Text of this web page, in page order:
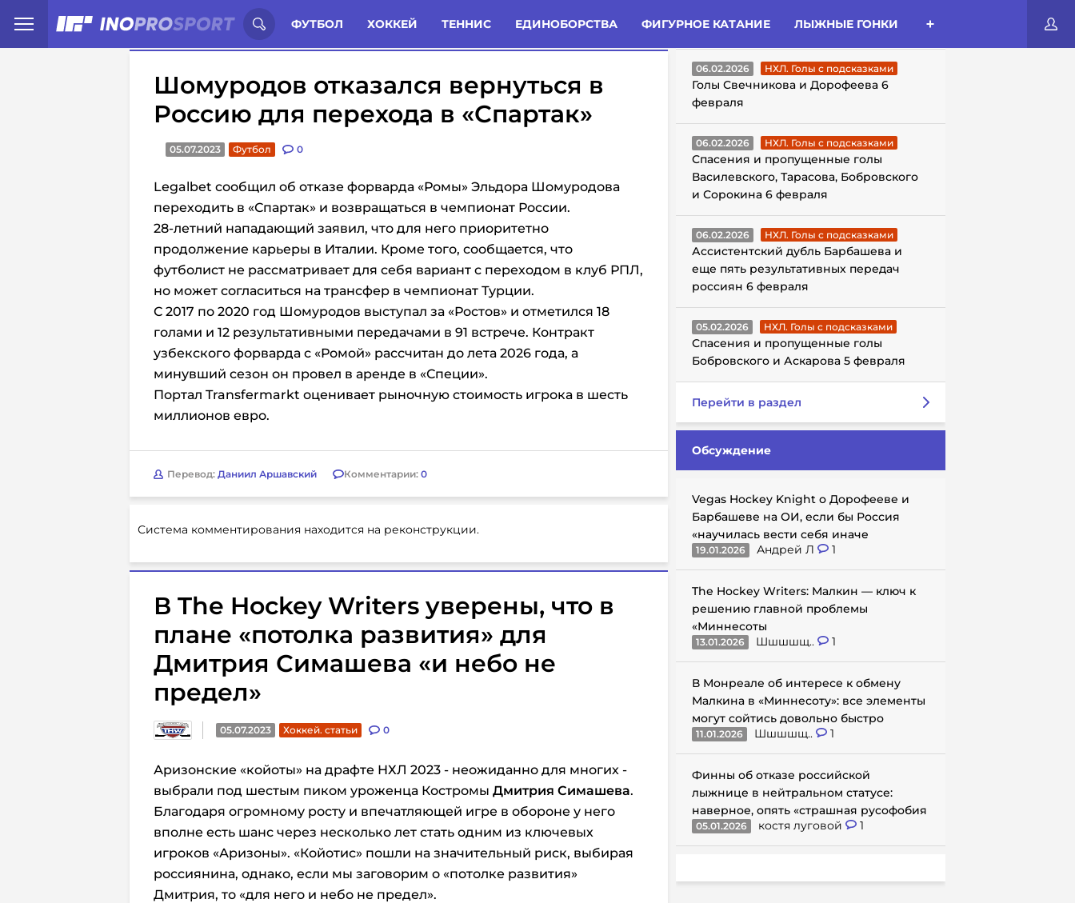
ФУТБОЛ ХОККЕЙ ТЕННИС ЕДИНОБОРСТВА ФИГУРНОЕ КАТАНИЕ ЛЫЖНЫЕ ГОНКИ
Иностранцы о спорте России: Статьи Комменты Новости
Шомуродов отказался вернуться в
Россию для перехода в «Спартак»
05.07.2023 Футбол 0
Legalbet сообщил об отказе форварда «Ромы» Эльдора Шомуродова
переходить в «Спартак» и возвращаться в чемпионат России.
28-летний нападающий заявил, что для него приоритетно
продолжение карьеры в Италии. Кроме того, сообщается, что
футболист не рассматривает для себя вариант с переходом в клуб РПЛ,
но может согласиться на трансфер в чемпионат Турции.
С 2017 по 2020 год Шомуродов выступал за «Ростов» и отметился 18
голами и 12 результативными передачами в 91 встрече. Контракт
узбекского форварда с «Ромой» рассчитан до лета 2026 года, а
минувший сезон он провел в аренде в «Специи».
Портал Transfermarkt оценивает рыночную стоимость игрока в шесть
миллионов евро.
Перевод: Даниил Аршавский Комментарии: 0
Система комментирования находится на реконструкции.
В The Hockey Writers уверены, что в
плане «потолка развития» для
Дмитрия Симашева «и небо не
предел»
05.07.2023 Хоккей. статьи 0
Аризонские «койоты» на драфте НХЛ 2023 - неожиданно для многих -
выбрали под шестым пиком уроженца Костромы Дмитрия Симашева.
Благодаря огромному росту и впечатляющей игре в обороне у него
вполне есть шанс через несколько лет стать одним из ключевых
игроков «Аризоны». «Койотис» пошли на значительный риск, выбирая
россиянина, однако, если мы заговорим о «потолке развития»
Дмитрия, то «для него и небо не предел».
ГОЛЫ С ПОДСКАЗКАМИ
06.02.2026 НХЛ. Голы с подсказками
Голы Свечникова и Дорофеева 6
февраля
06.02.2026 НХЛ. Голы с подсказками
Спасения и пропущенные голы
Василевского, Тарасова, Бобровского
и Сорокина 6 февраля
06.02.2026 НХЛ. Голы с подсказками
Ассистентский дубль Барбашева и
еще пять результативных передач
россиян 6 февраля
05.02.2026 НХЛ. Голы с подсказками
Спасения и пропущенные голы
Бобровского и Аскарова 5 февраля
Перейти в раздел
Обсуждение
Vegas Hockey Knight о Дорофееве и
Барбашеве на ОИ, если бы Россия
«научилась вести себя иначе
19.01.2026 Андрей Л 1
The Hockey Writers: Малкин — ключ к
решению главной проблемы
«Миннесоты
13.01.2026 Шшшшщ.. 1
В Монреале об интересе к обмену
Малкина в «Миннесоту»: все элементы
могут сойтись довольно быстро
11.01.2026 Шшшшщ.. 1
Финны об отказе российской
лыжнице в нейтральном статусе:
наверное, опять «страшная русофобия
05.01.2026 костя луговой 1